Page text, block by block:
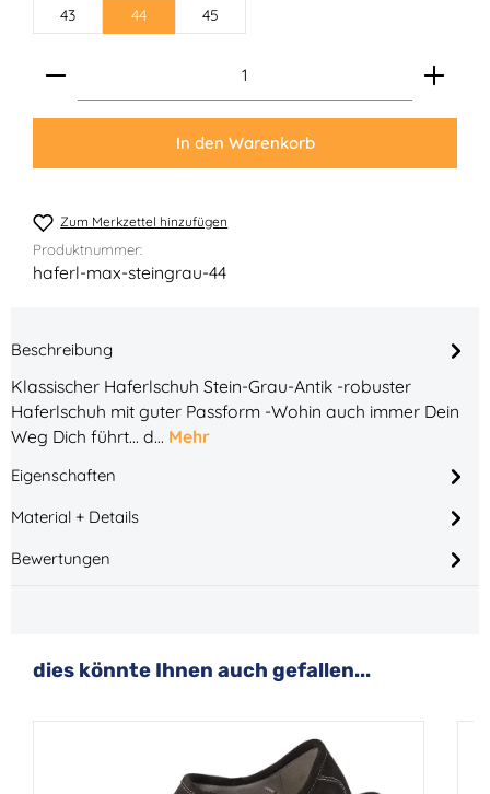
43 44 45
Produkt Anzahl: Gib den gewünschten Wert ein
In den Warenkorb
Zum Merkzettel hinzufügen
Produktnummer:
haferl-max-steingrau-44
Beschreibung
Klassischer Haferlschuh Stein-Grau-Antik -robuster
Haferlschuh mit guter Passform -Wohin auch immer Dein
Weg Dich führt... d… Mehr
Eigenschaften
Material + Details
Bewertungen
Produktgalerie überspringen
dies könnte Ihnen auch gefallen...